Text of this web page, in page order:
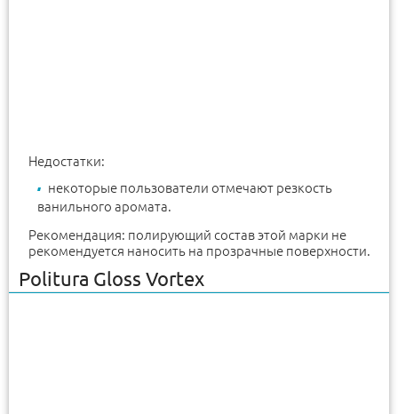
Недостатки:
некоторые пользователи отмечают резкость
ванильного аромата.
Рекомендация: полирующий состав этой марки не
рекомендуется наносить на прозрачные поверхности.
Politura Gloss Vortex